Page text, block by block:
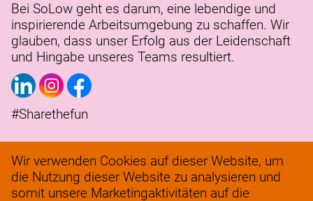
Bei SoLow geht es darum, eine lebendige und
inspirierende Arbeitsumgebung zu schaffen. Wir
glauben, dass unser Erfolg aus der Leidenschaft
und Hingabe unseres Teams resultiert.
#Sharethefun
Geschäfte
Wir verwenden Cookies auf dieser Website, um
die Nutzung dieser Website zu analysieren und
somit unsere Marketingaktivitäten auf die